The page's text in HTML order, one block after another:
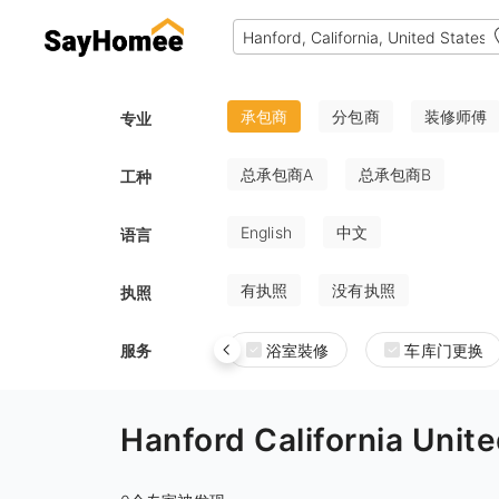
专业 承包商 分包商 装修师傅
工种 总承包商A 总承包商B
语言 English 中文
执照 有执照 没有执照
服务 浴室裝修 车库门更换
Hanford California